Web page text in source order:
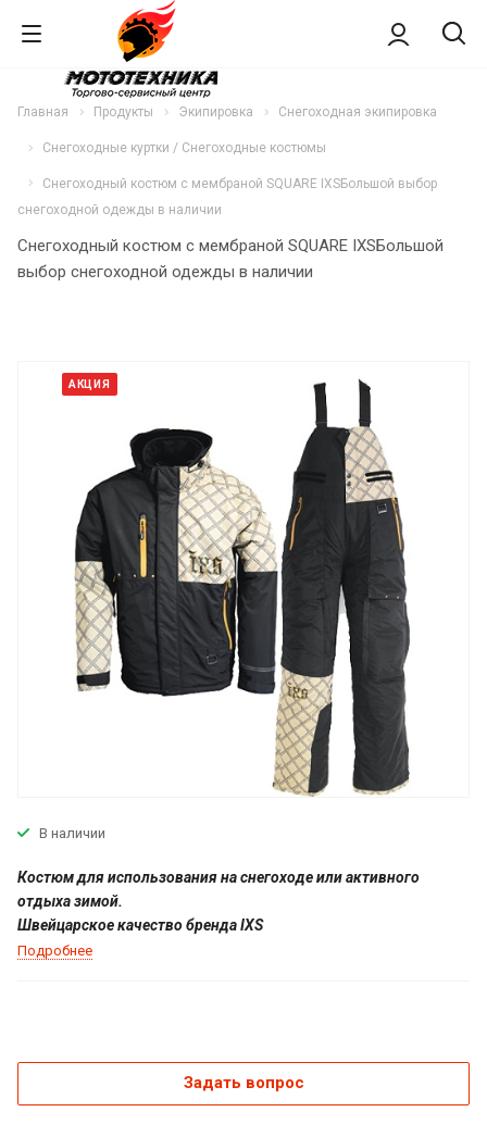
Главная Продукты Экипировка Снегоходная экипировка
Снегоходные куртки / Снегоходные костюмы
Снегоходный костюм с мембраной SQUARE IXSБольшой выбор
снегоходной одежды в наличии
Снегоходный костюм с мембраной SQUARE IXSБольшой
выбор снегоходной одежды в наличии
АКЦИЯ
В наличии
Костюм для использования на снегоходе или активного
отдыха зимой.
Швейцарское качество бренда IXS
Подробнее
Задать вопрос